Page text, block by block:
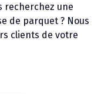
recherchez une
de parquet ? Nous
clients de votre